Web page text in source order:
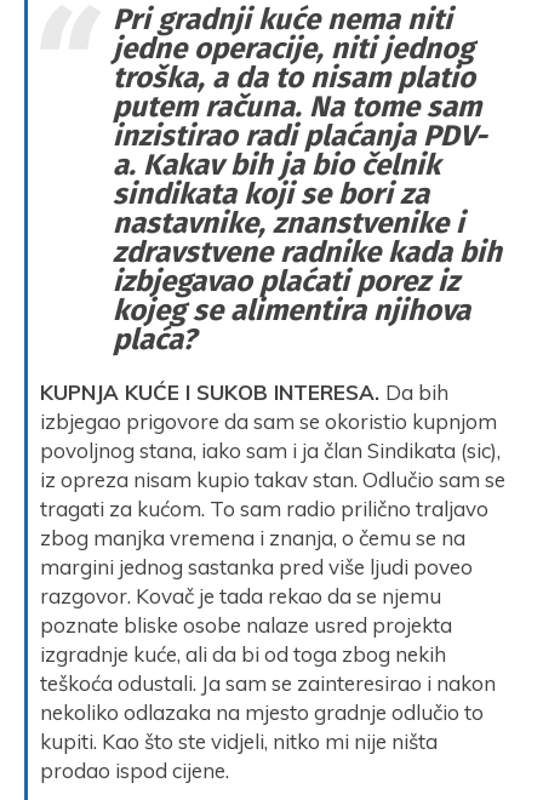
Pri gradnji kuće nema niti
jedne operacije, niti jednog
troška, a da to nisam platio
putem računa. Na tome sam
inzistirao radi plaćanja PDV-
a. Kakav bih ja bio čelnik
sindikata koji se bori za
nastavnike, znanstvenike i
zdravstvene radnike kada bih
izbjegavao plaćati porez iz
kojeg se alimentira njihova
plaća?
KUPNJA KUĆE I SUKOB INTERESA. Da bih
izbjegao prigovore da sam se okoristio kupnjom
povoljnog stana, iako sam i ja član Sindikata (sic),
iz opreza nisam kupio takav stan. Odlučio sam se
tragati za kućom. To sam radio prilično traljavo
zbog manjka vremena i znanja, o čemu se na
margini jednog sastanka pred više ljudi poveo
razgovor. Kovač je tada rekao da se njemu
poznate bliske osobe nalaze usred projekta
izgradnje kuće, ali da bi od toga zbog nekih
teškoća odustali. Ja sam se zainteresirao i nakon
nekoliko odlazaka na mjesto gradnje odlučio to
kupiti. Kao što ste vidjeli, nitko mi nije ništa
prodao ispod cijene.